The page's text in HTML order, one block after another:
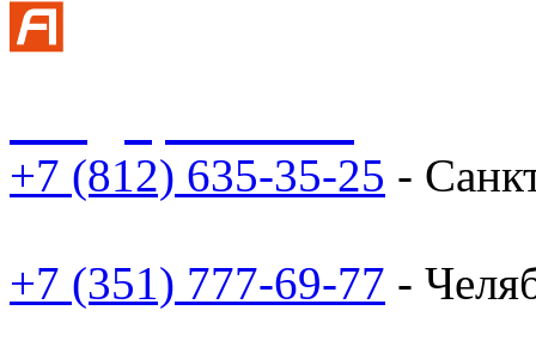
+7 (812) 635-35-25 -
+7 (351) 777-69-77 -